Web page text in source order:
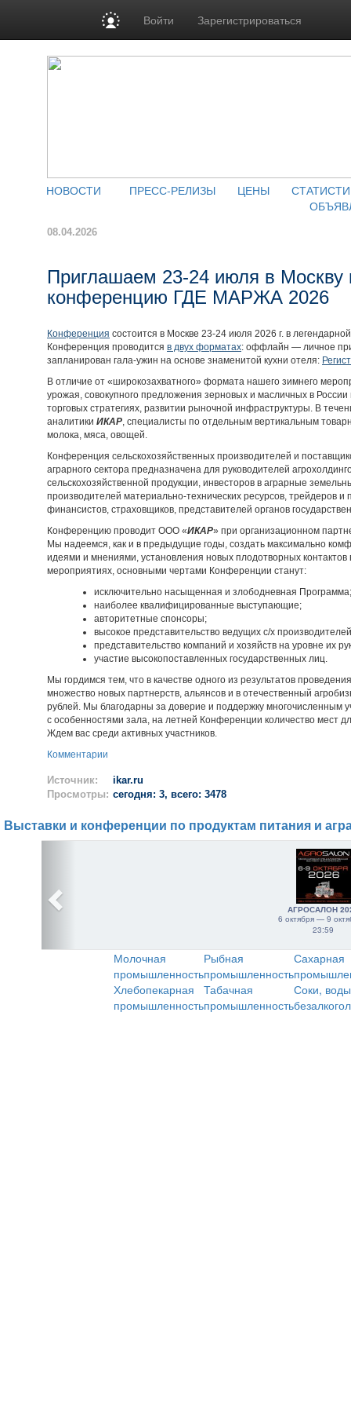
Войти Зарегистрироваться
НОВОСТИ ПРЕСС-РЕЛИЗЫ ЦЕНЫ
08.04.2026
Приглашаем 23-24 июля в Москву
конференцию ГДЕ МАРЖА 2026
Конференция состоится в Москве 23-24 июля 2026 г. в
Конференция проводится в двух форматах: оффлайн — личное
запланирован гала-ужин на основе знаменитой кухни отеля:
В отличие от «широкозахватного» формата нашего зимнего
урожая, совокупного предложения зерновых и масличных в
торговых стратегиях, развитии рыночной инфраструктуры. В
аналитики ИКАР, специалисты по отдельным вертикальным
молока, мяса, овощей.
Конференция сельскохозяйственных производителей и
аграрного сектора предназначена для руководителей
сельскохозяйственной продукции, инвесторов в аграрные
производителей материально-технических ресурсов, трейдеров
финансистов, страховщиков, представителей органов
Конференцию проводит ООО «ИКАР» при организационном
Мы надеемся, как и в предыдущие годы, создать максимально
идеями и мнениями, установления новых плодотворных
мероприятиях, основными чертами Конференции станут:
исключительно насыщенная и злободневная Программа;
наиболее квалифицированные выступающие;
авторитетные спонсоры;
высокое представительство ведущих с/х
представительство компаний и хозяйств на уровне их
участие высокопоставленных государственных лиц.
Мы гордимся тем, что в качестве одного из результатов
множество новых партнерств, альянсов и в отечественный
рублей. Мы благодарны за доверие и поддержку многочисленным
с особенностями зала, на летней Конференции количество мест
Ждем вас среди активных участников.
Комментарии
Источник:
ikar.ru
Просмотры: сегодня: 3, всего: 3478
Выставки и конференции по продуктам питания и
АГРОСАЛОН
6 октября — 9
23:59
Молочная
промышленность
Рыбная
промышленность
Сахарная
Хлебопекарная
промышленность
Табачная
промышленность
Соки,